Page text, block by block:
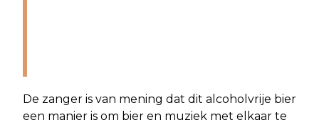
De zanger is van mening dat dit alcoholvrije bier
een manier is om bier en muziek met elkaar te